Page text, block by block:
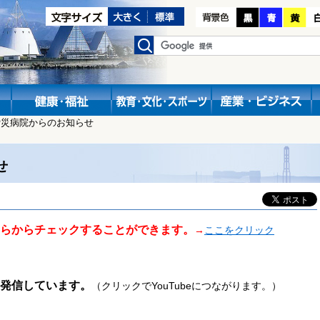
病院からのお知らせ
からチェックすることができます。 → ここをクリック
信しています。 （クリックでYouTubeにつながります。）